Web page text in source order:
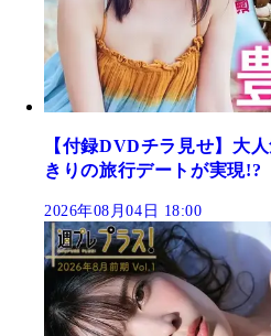
【付録DVDチラ見せ】大
きりの旅行デートが実現!?
2026年08月04日 18:00